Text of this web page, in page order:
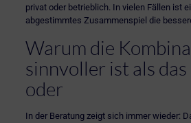
privat oder betrieblich. In vielen Fällen ist
abgestimmtes Zusammenspiel die
Warum die
sinnvoller ist als
oder
In der Beratung zeigt sich immer wieder: